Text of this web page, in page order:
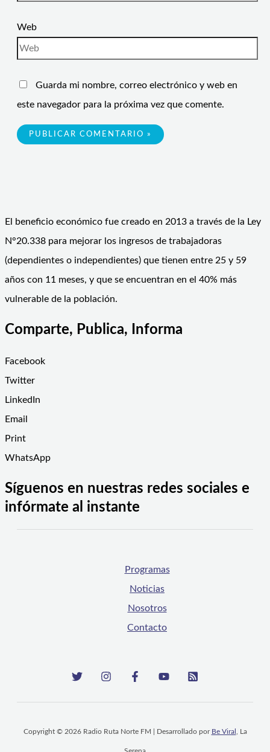
Web
Guarda mi nombre, correo electrónico y web en
este navegador para la próxima vez que comente.
El beneficio económico fue creado en 2013 a través de la Ley
N°20.338 para mejorar los ingresos de trabajadoras
(dependientes o independientes) que tienen entre 25 y 59
años con 11 meses, y que se encuentran en el 40% más
vulnerable de la población.
Comparte, Publica, Informa
Facebook
Twitter
LinkedIn
Email
Print
WhatsApp
Síguenos en nuestras redes sociales e
infórmate al instante
Programas
Noticias
Nosotros
Contacto
Copyright © 2026 Radio Ruta Norte FM | Desarrollado por Be Viral , La